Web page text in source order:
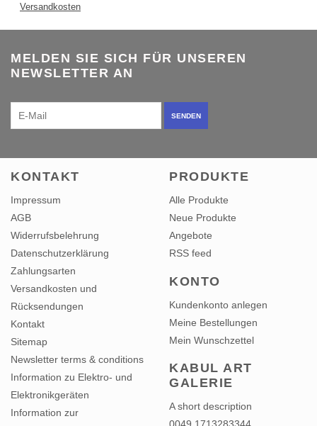
Versandkosten
MELDEN SIE SICH FÜR UNSEREN
NEWSLETTER AN
SENDEN
KONTAKT
Impressum
AGB
Widerrufsbelehrung
Datenschutzerklärung
Zahlungsarten
Versandkosten und
Rücksendungen
Kontakt
Sitemap
Newsletter terms & conditions
Information zu Elektro- und
Elektronikgeräten
Information zur
PRODUKTE
Alle Produkte
Neue Produkte
Angebote
RSS feed
KONTO
Kundenkonto anlegen
Meine Bestellungen
Mein Wunschzettel
KABUL ART
GALERIE
A short description